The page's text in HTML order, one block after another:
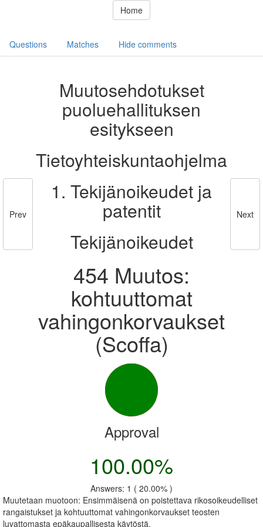
Home
Questions Matches Hide comments
Prev
Muutosehdotukset
puoluehallituksen
esitykseen
Tietoyhteiskuntaohjelma
1. Tekijänoikeudet ja
patentit
Tekijänoikeudet
454 Muutos:
kohtuuttomat
vahingonkorvaukset
(Scoffa)
Next
Approval
100.00%
Answers: 1 ( 20.00% )
Muutetaan muotoon: Ensimmäisenä on poistettava rikosoikeudelliset
rangaistukset ja kohtuuttomat vahingonkorvaukset teosten
luvattomasta epäkaupallisesta käytöstä.